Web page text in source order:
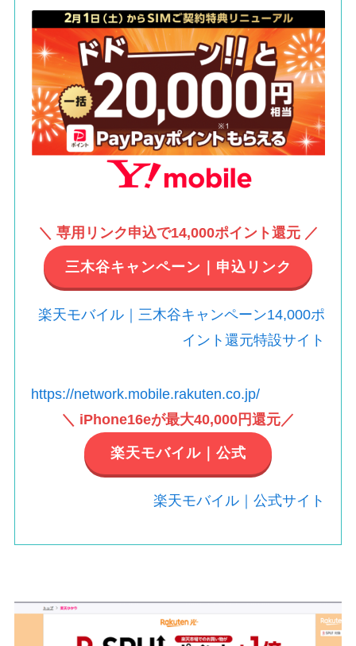
＼ 専用リンク申込で14,000ポイント還元 ／
三木谷キャンペーン｜申込リンク
楽天モバイル｜三木谷キャンペーン14,000ポ
イント還元特設サイト
https://network.mobile.rakuten.co.jp/
＼ iPhone16eが最大40,000円還元／
楽天モバイル｜公式
楽天モバイル｜公式サイト